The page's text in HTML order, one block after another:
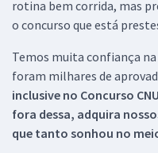
rotina bem corrida, mas
o concurso que está
Temos muita confiança
foram milhares de
inclusive no Concurso CNU
fora dessa, adquira
que tanto sonhou no